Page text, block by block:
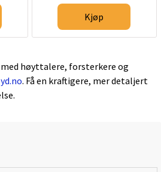
Kjøp
med høyttalere, forsterkere og
. Få en kraftigere, mer detaljert